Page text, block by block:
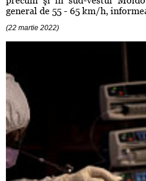
general de 55 - 65 km/h,
(22 martie 2022)